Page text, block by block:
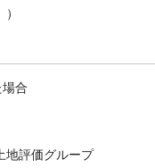
合
地評価グループ